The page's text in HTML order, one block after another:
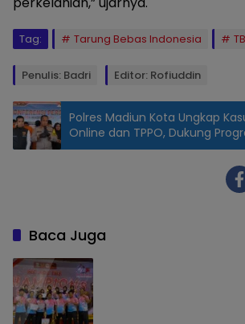
Tag: Tarung Bebas Indonesia
Penulis: Badri Editor: Rofiuddin
SK, Senin,
25/11/2024.
(Foto:
Badri/Lensa
Nusantara)
Polres Madiun Kota Ungkap
Online dan TPPO, Dukung
Asta Cita Presiden Prabowo
Baca Juga